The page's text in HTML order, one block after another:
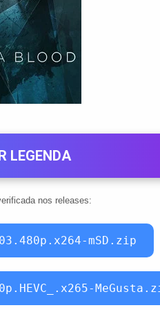
LEGENDA
nos releases:
mSD.zip